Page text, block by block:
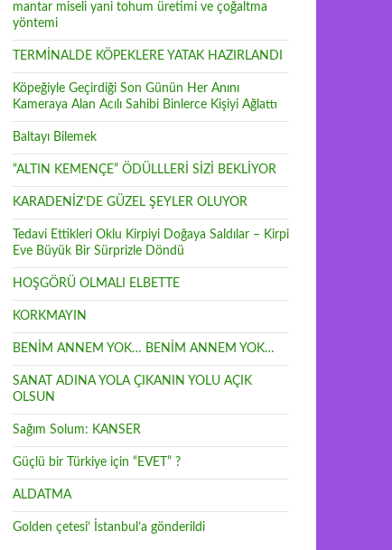
mantar miseli yani tohum üretimi ve çoğaltma
yöntemi
TERMİNALDE KÖPEKLERE YATAK HAZIRLANDI
Köpeğiyle Geçirdiği Son Günün Her Anını
Kameraya Alan Acılı Sahibi Binlerce Kişiyi Ağlattı
Baltayı Bilemek
“ALTIN KEMENÇE” ÖDÜLLLERİ SİZİ BEKLİYOR
KARADENİZ’DE GÜZEL ŞEYLER OLUYOR
Tedavi Ettikleri Oklu Kirpiyi Doğaya Saldılar – Kirpi
Eve Büyük Bir Sürprizle Döndü
HOŞGÖRÜ OLMALI ELBETTE
KORKMAYIN
BENİM ANNEM YOK… BENİM ANNEM YOK…
SANAT ADINA YOLA ÇIKANIN YOLU AÇIK
OLSUN
Sağım Solum: KANSER
Güçlü bir Türkiye için “EVET” ?
ALDATMA
Golden çetesi’ İstanbul’a gönderildi